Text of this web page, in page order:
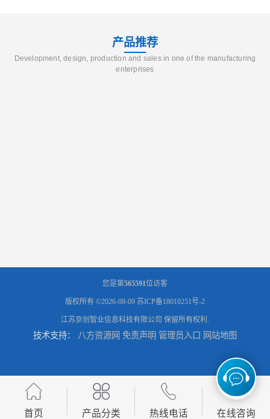
产品推荐
Development, design, production and sales in one of the manufacturing
enterprises
您是第565591位访客
版权所有 ©2026-08-09 苏ICP备18010251号-2
江苏京创智业信息科技有限公司 保留所有权利.
技术支持： 八方资源网 免责声明 管理员入口 网站地图
首页 产品分类 热线电话 在线咨询